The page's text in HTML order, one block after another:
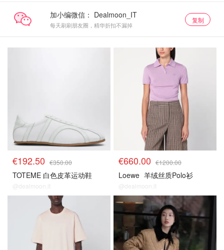
加小编微信：
每天刷刷朋友圈，精华折扣不漏掉
复制
€192.50 €350.00
TOTEME 白色皮革运动鞋
@dealmoon.it
€660.00 €1200.00
Loewe 羊绒丝质Polo衫
@dealmoon.it